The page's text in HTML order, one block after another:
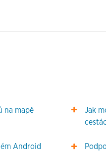
na mapě
Jak
Android